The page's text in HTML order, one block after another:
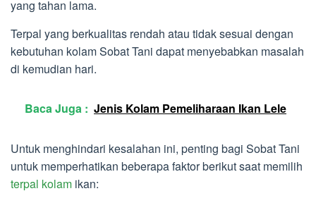
yang tahan lama.
Terpal yang berkualitas rendah atau tidak sesuai dengan
kebutuhan kolam Sobat Tani dapat menyebabkan masalah
di kemudian hari.
Baca Juga : Jenis Kolam Pemeliharaan Ikan Lele
Untuk menghindari kesalahan ini, penting bagi Sobat Tani
untuk memperhatikan beberapa faktor berikut saat memilih
terpal kolam ikan: